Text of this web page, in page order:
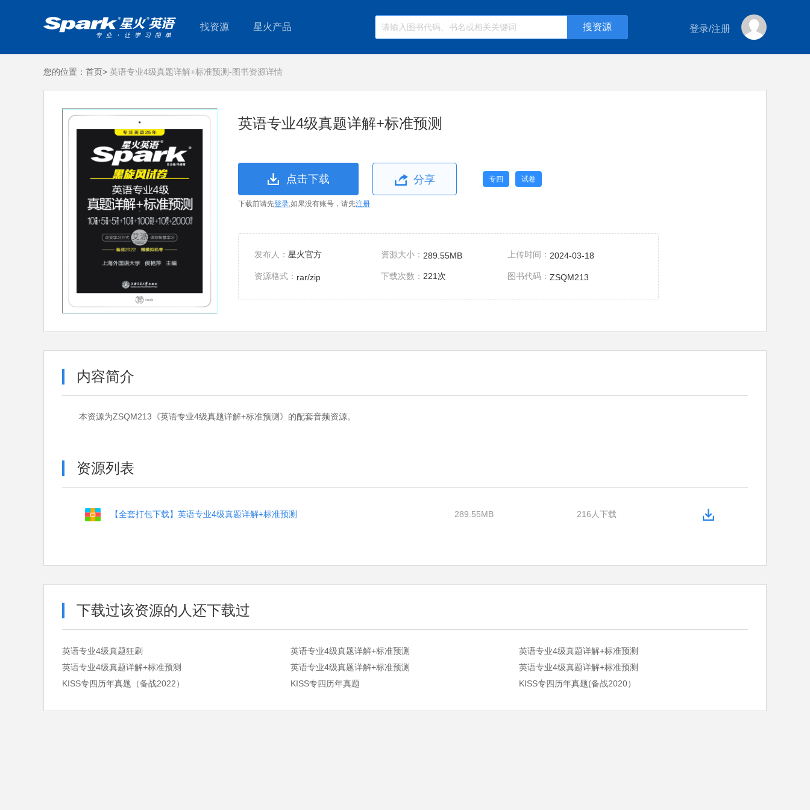
找资源 星火产品 登录/注册
您的位置： 首页> 英语专业4级真题详解+标准预测-图书资源详情
英语专业4级真题详解+标准预测
点击下载 分享 专四 试卷
下载前请先登录,如果没有账号，请先注册
发布人： 星火官方 资源大小： 289.55MB 上传时间： 2024-03-18
资源格式： rar/zip 下载次数： 221次 图书代码： ZSQM213
内容简介
本资源为ZSQM213《英语专业4级真题详解+标准预测》的配套音频资源。
资源列表
【全套打包下载】英语专业4级真题详解+标准预测 289.55MB 216人下载
下载过该资源的人还下载过
英语专业4级真题狂刷 英语专业4级真题详解+标准预测
英语专业4级真题详解+标准预测
英语专业4级真题详解+标准预测
英语专业4级真题详解+标准预测
英语专业4级真题详解+标准预测
KISS专四历年真题（备战2022）
KISS专四历年真题 KISS专四历年真题(备战2020）